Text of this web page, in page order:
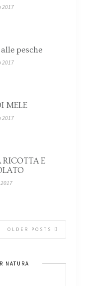
2017
pesche
2017
MELE
2017
RICOTTA E
OLDER POSTS
NATURA